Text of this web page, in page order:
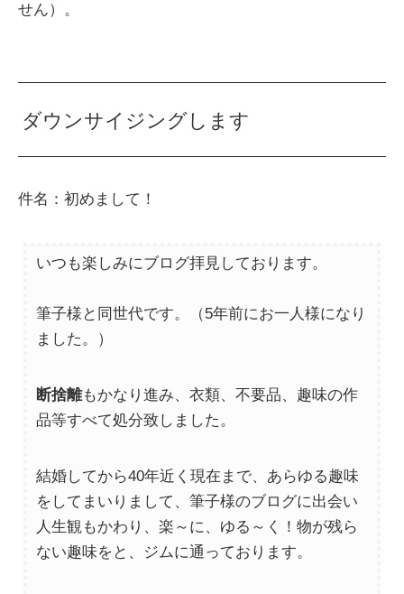
せん）。
ダウンサイジングします
件名：初めまして！
いつも楽しみにブログ拝見しております。
筆子様と同世代です。（5年前にお一人様になり
ました。）
断捨離もかなり進み、衣類、不要品、趣味の作
品等すべて処分致しました。
結婚してから40年近く現在まで、あらゆる趣味
をしてまいりまして、筆子様のブログに出会い
人生観もかわり、楽～に、ゆる～く！物が残ら
ない趣味をと、ジムに通っております。